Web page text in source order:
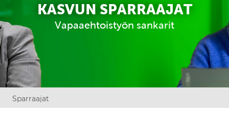
KASVUN SPARRAAJAT
Vapaaehtoistyön sankarit
Sparraajat